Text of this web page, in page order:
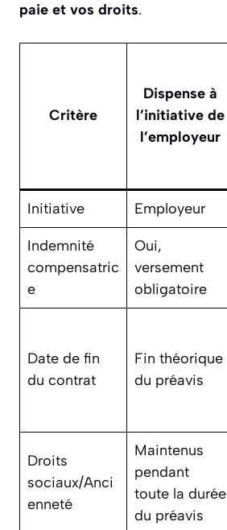
paie et vos droits.
Critère
Dispense à
l’initiative de
l’employeur
Initiative Employeur
Indemnité
compensatric
e
Oui,
versement
obligatoire
Date de fin
du contrat
Fin théorique
du préavis
Droits
sociaux/Anci
enneté
Maintenus
pendant
toute la durée
du préavis